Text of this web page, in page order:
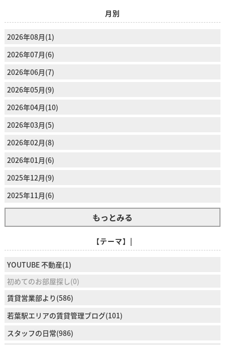
月別
2026年08月(1)
2026年07月(6)
2026年06月(7)
2026年05月(9)
2026年04月(10)
2026年03月(5)
2026年02月(8)
2026年01月(6)
2025年12月(9)
2025年11月(6)
もっとみる
【テーマ】|
YOUTUBE 不動産(1)
初めてのお部屋探し(0)
賃貸営業部より(586)
若葉駅エリアの賃貸管理ブログ(101)
スタッフの日常(986)